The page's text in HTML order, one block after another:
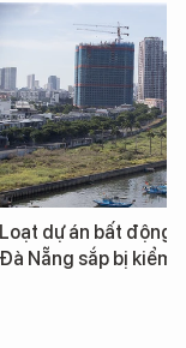
Loạt dự án bất động
Đà Nẵng sắp bị kiểm